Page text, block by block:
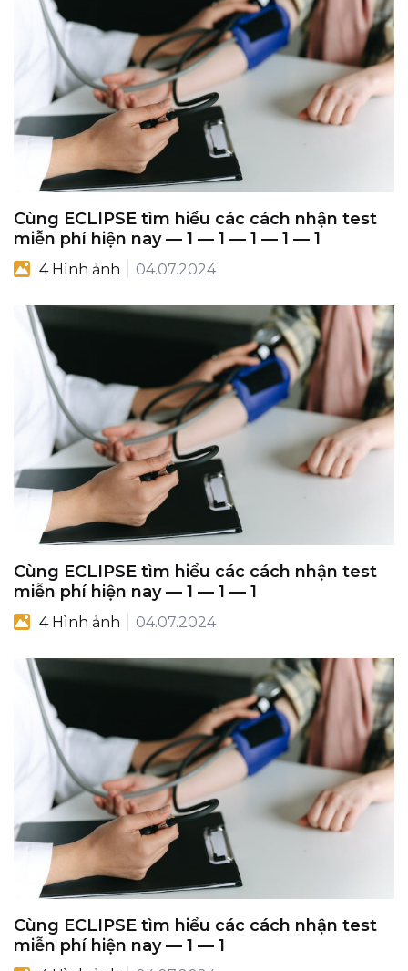
Cùng ECLIPSE tìm hiểu các cách nhận test
miễn phí hiện nay — 1 — 1 — 1 — 1 — 1
4 Hình ảnh 04.07.2024
Cùng ECLIPSE tìm hiểu các cách nhận test
miễn phí hiện nay — 1 — 1 — 1
4 Hình ảnh 04.07.2024
Cùng ECLIPSE tìm hiểu các cách nhận test
miễn phí hiện nay — 1 — 1